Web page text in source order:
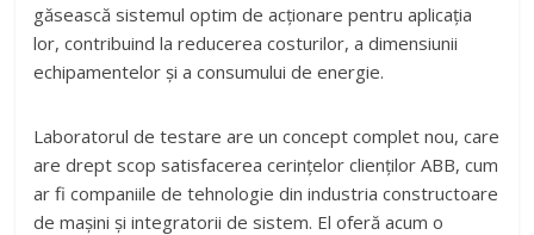
găsească sistemul optim de acționare pentru aplicația
lor, contribuind la reducerea costurilor, a dimensiunii
echipamentelor și a consumului de energie.
Laboratorul de testare are un concept complet nou, care
are drept scop satisfacerea cerințelor clienților ABB, cum
ar fi companiile de tehnologie din industria constructoare
de mașini și integratorii de sistem. El oferă acum o